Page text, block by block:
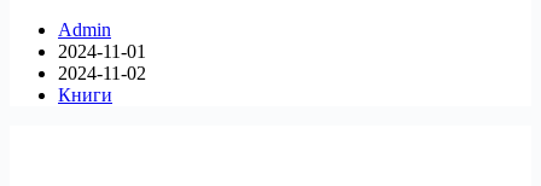
Admin
2024-11-01
2024-11-02
Книги